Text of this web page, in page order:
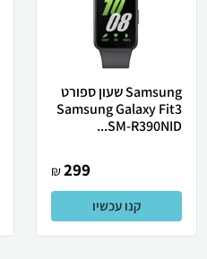
Samsung ‏שעון ספורט
Samsung Galaxy Fit3
SM-R390NID...
299
₪
קנו עכשיו